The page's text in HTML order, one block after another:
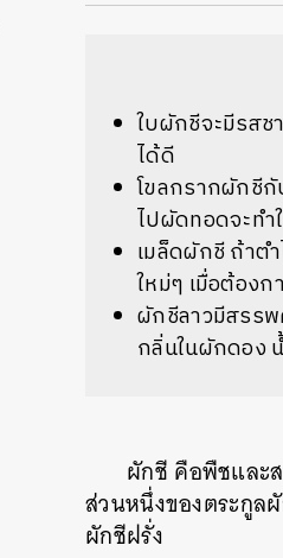
ใบผักชีจะมีรสช
ได้ดี
โขลกรากผักชี
ไปผัดทอดจะทำ
เมล็ดผักชี ถ้าต
ใหม่ๆ เมื่อต้องก
ผักชีลาวมีสรร
กลิ่นในผักดอง
ผักชี คือพืชและ
ส่วนหนึ่งของตระกูล
ผักชีฝรั่ง